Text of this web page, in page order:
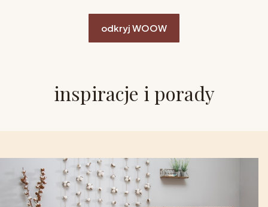
odkryj WOOW
inspiracje i porady